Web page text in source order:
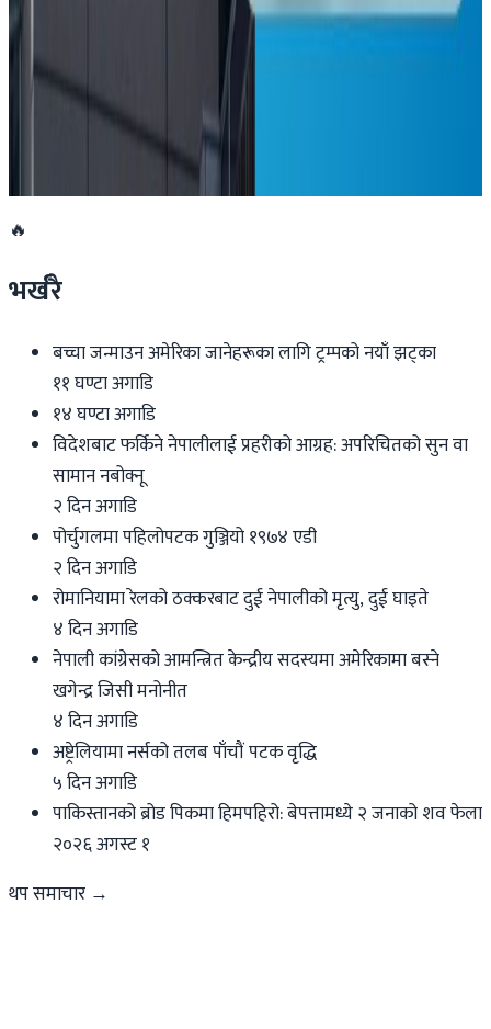
अष्ट्रेलियाको सरकारी सञ्चारमाध्यम एबीसीका कर्मचारी
आन्दोलनमा
🔥
भर्खरै
बच्चा जन्माउन अमेरिका जानेहरूका लागि ट्रम्पको नयाँ झट्का
११ घण्टा अगाडि
१४ घण्टा अगाडि
विदेशबाट फर्किने नेपालीलाई प्रहरीको आग्रह: अपरिचितको सुन वा
सामान नबोक्नू
२ दिन अगाडि
पोर्चुगलमा पहिलोपटक गुञ्जियो १९७४ एडी
२ दिन अगाडि
रोमानियामा रेलको ठक्करबाट दुई नेपालीको मृत्यु, दुई घाइते
४ दिन अगाडि
नेपाली कांग्रेसको आमन्त्रित केन्द्रीय सदस्यमा अमेरिकामा बस्ने
खगेन्द्र जिसी मनोनीत
४ दिन अगाडि
अष्ट्रेलियामा नर्सको तलब पाँचौं पटक वृद्धि
५ दिन अगाडि
पाकिस्तानको ब्रोड पिकमा हिमपहिरो: बेपत्तामध्ये २ जनाको शव फेला
२०२६ अगस्ट १
थप समाचार →